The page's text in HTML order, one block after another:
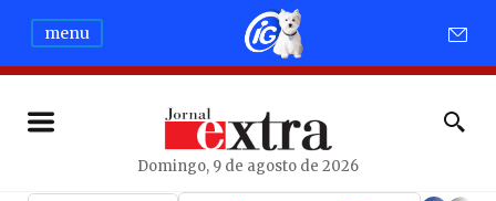
menu
Domingo, 9 de agosto de 2026